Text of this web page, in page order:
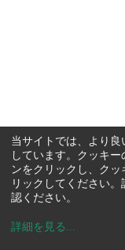
当サイトでは、より
しています。クッキ
ンをクリックし、ク
リックしてください
認ください。
詳細を見る ...